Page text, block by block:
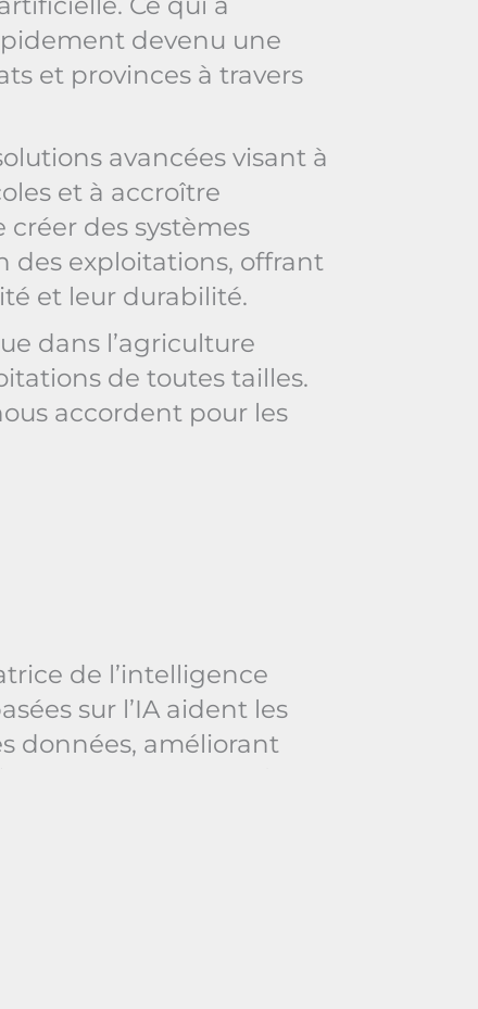
devenu une
et provinces à travers
avancées visant à
et à accroître
créer des systèmes
des exploitations, offrant
et leur durabilité.
dans l’agriculture
de toutes tailles.
accordent pour les
de l’intelligence
sur l’IA aident les
données, améliorant